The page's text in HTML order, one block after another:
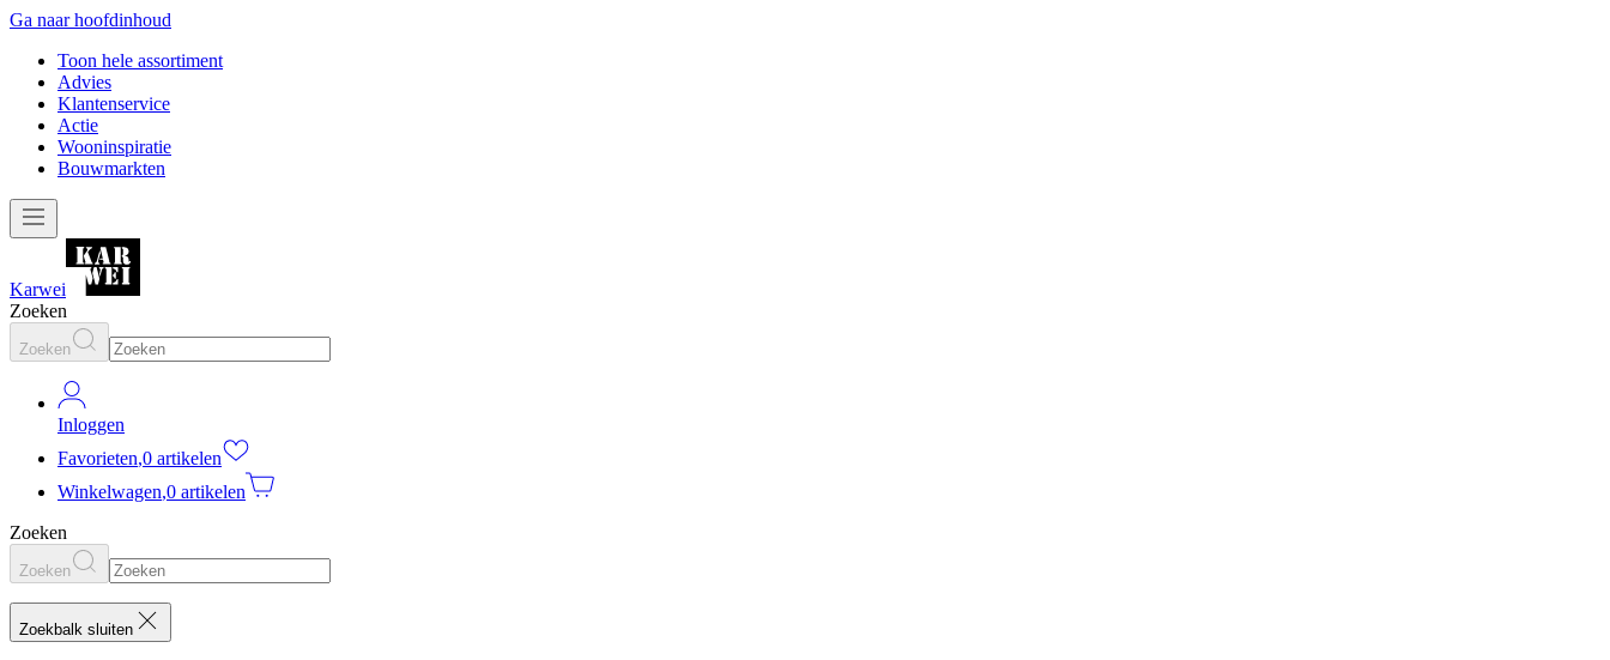
Ga naar hoofdinhoud
Toon hele assortiment
Advies
Klantenservice
Actie
Wooninspiratie
Bouwmarkten
Karwei
Zoeken
Zoeken
Inloggen
Favorieten,0 artikelen
Winkelwagen,0 artikelen
Zoeken
Zoeken
Zoekbalk sluiten